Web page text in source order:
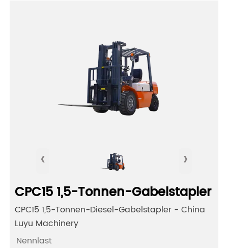
‹ ›
CPC15 1,5-Tonnen-Gabelstapler
CPC15 1,5-Tonnen-Diesel-Gabelstapler - China
Luyu Machinery
Nennlast